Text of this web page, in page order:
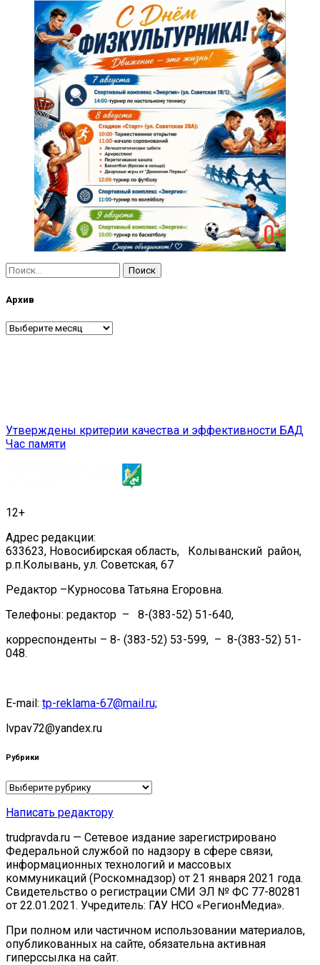
Найти:
Архив
Архив
Навигация
по
Утверждены критерии качества и эффективности БАД
Час памяти
12+
Адрес редакции:
633623, Новосибирская область, Колыванский район,
р.п.Колывань, ул. Советская, 67
Редактор –Курносова Татьяна Егоровна.
Телефоны: редактор – 8-(383-52) 51-640,
корреспонденты – 8- (383-52) 53-599, – 8-(383-52) 51-
048.
E-mail: tp-reklama-67@mail.ru;
lvpav72@yandex.ru
Рубрики
Рубрики
Написать редактору
trudpravda.ru — Сетевое издание зарегистрировано
Федеральной службой по надзору в сфере связи,
информационных технологий и массовых
коммуникаций (Роскомнадзор) от 21 января 2021 года.
Свидетельство о регистрации СМИ ЭЛ № ФС 77-80281
от 22.01.2021. Учредитель: ГАУ НСО «РегионМедиа».
При полном или частичном использовании материалов,
опубликованных на сайте, обязательна активная
гиперссылка на сайт.